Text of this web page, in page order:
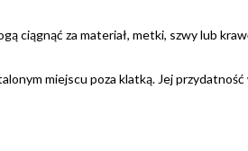
ciągnąć za materiał, metki, szwy lub
miejscu poza klatką. Jej